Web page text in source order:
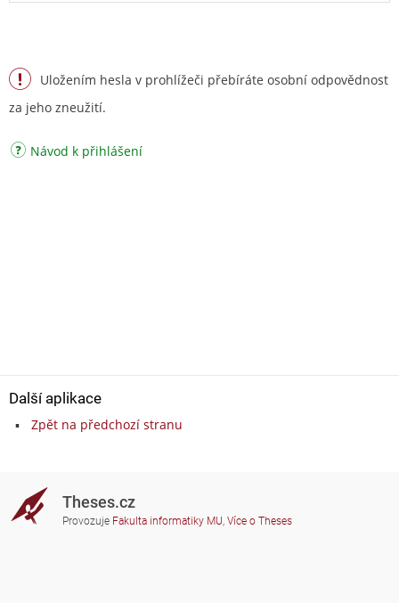
Uložením hesla v prohlížeči přebíráte osobní odpovědnost
za jeho zneužití.
Návod k přihlášení
Další aplikace
Zpět na předchozí stranu
Theses.cz
Provozuje Fakulta informatiky MU, Více o Theses